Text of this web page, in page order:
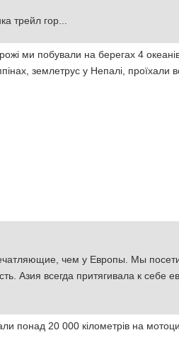
трейл гор...
ми побували на берегах 4
землетрус у Непалі,
чем у Европы. Мы
Азия всегда притягивала к себе
понад 20 000 кілометрів на